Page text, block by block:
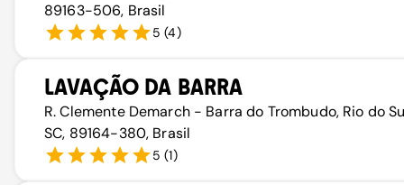
89163-506, Brasil
5 (4)
LAVAÇÃO DA BARRA
R. Clemente Demarch - Barra do Trombudo, Rio do
SC, 89164-380, Brasil
5 (1)